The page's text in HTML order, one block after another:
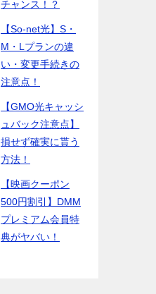
チャンス！？
【So-net光】S・
M・Lプランの違
い・変更手続きの
注意点！
【GMO光キャッシ
ュバック注意点】
損せず確実に貰う
方法！
【映画クーポン
500円割引】DMM
プレミアム会員特
典がヤバい！